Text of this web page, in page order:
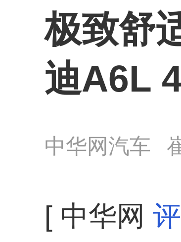
极致舒
迪A6L
中华网汽车
[ 中华网